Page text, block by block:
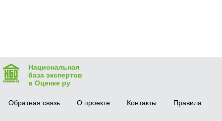
Национальная
база экспертов
в Оценке ру
Обратная связь О проекте Контакты Правила